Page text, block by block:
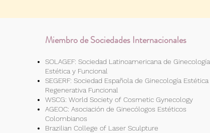
Miembro de Sociedades Internacionales
SOLAGEF: Sociedad Latinoamericana de Ginecología
Estética y Funcional
SEGERF: Sociedad Española de Ginecología Estética
Regenerativa Funcional
WSCG: World Society of Cosmetic Gynecology
AGEOC: Asociación de Ginecólogos Estéticos
Colombianos
Brazilian College of Laser Sculpture